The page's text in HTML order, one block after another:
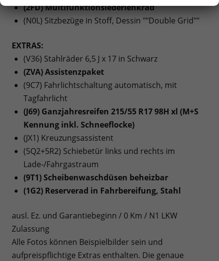
(2FD) Multifunktionslederlenkrad
(N0L) Sitzbezüge in Stoff, Dessin ""Double Grid""
EXTRAS:
(V36) Stahlräder 6,5 J x 17 in Schwarz
(ZVA) Assistenzpaket
(9C7) Fahrlichtschaltung automatisch, mit
Tagfahrlicht
(J69) Ganzjahresreifen 215/55 R17 98H xl (M+S
Kennung inkl. Schneeflocke)
(JX1) Kreuzungsassistent
(5Q2+5R2) Schiebetür links und rechts im
Lade-/Fahrgastraum
(9T1) Scheibenwaschdüsen beheizbar
(1G2) Reserverad in Fahrbereifung, Stahl
ausl. Ez. und Garantiebeginn / 0 Km / N1 LKW
Zulassung
Alle Fotos können Beispielbilder sein und
aufpreispflichtige Extras enthalten. Die genaue